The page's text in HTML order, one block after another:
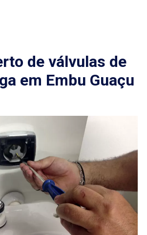
de válvulas de
em Embu Guaçu